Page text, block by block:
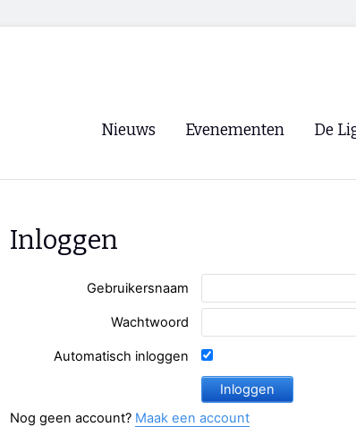
Nieuws Evenementen
Paastreffen
Oliebollentocht
De
Inloggen
Gebruikersnaam
Wachtwoord
Automatisch inloggen
Nog geen account? Maak een account